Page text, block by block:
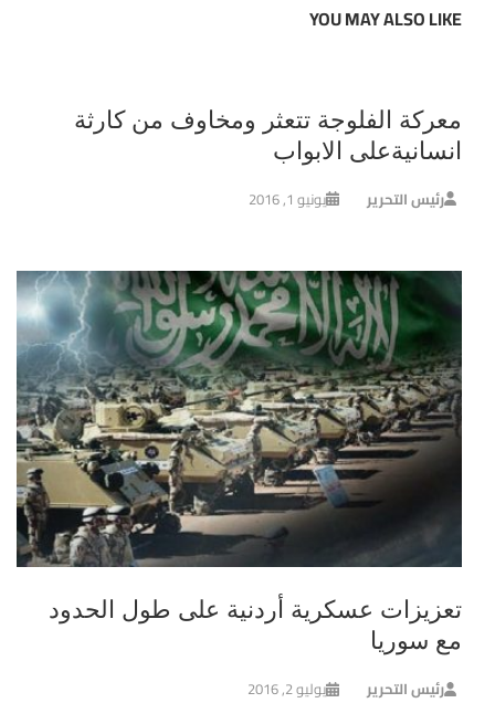
YOU MAY ALSO LIKE
معركة الفلوجة تتعثر ومخاوف من كارثة
انسانيةعلى الابواب
رئيس التحرير يونيو 1, 2016
تعزيزات عسكرية أردنية على طول الحدود
مع سوريا
رئيس التحرير يوليو 2, 2016